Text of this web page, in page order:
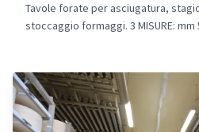
Tavole forate per asciugatura,
stoccaggio formaggi. 3 MISURE: mm